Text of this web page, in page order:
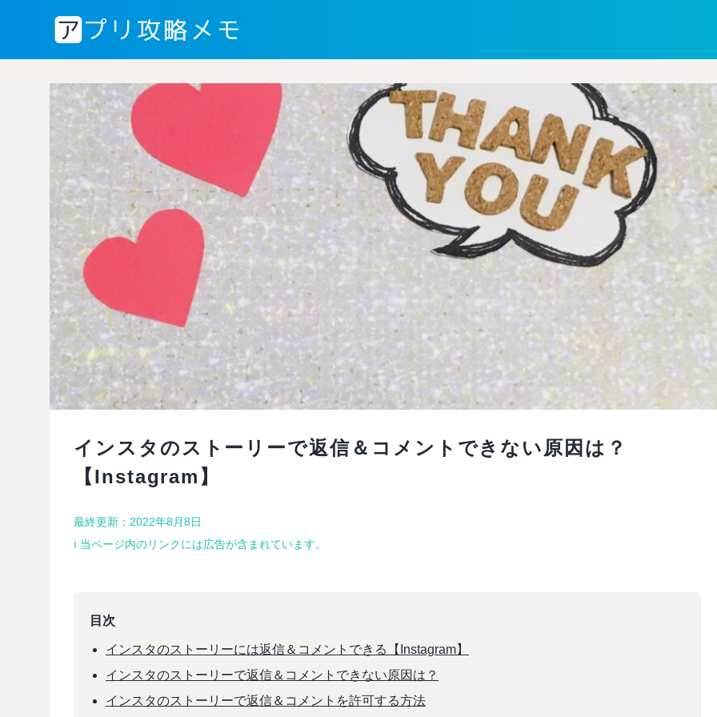
インスタのストーリーで返信＆コメントできない原因は？
【Instagram】
最終更新：2022年8月8日
ℹ︎ 当ページ内のリンクには広告が含まれています。
目次
インスタのストーリーには返信＆コメントできる【Instagram】
インスタのストーリーで返信＆コメントできない原因は？
インスタのストーリーで返信＆コメントを許可する方法